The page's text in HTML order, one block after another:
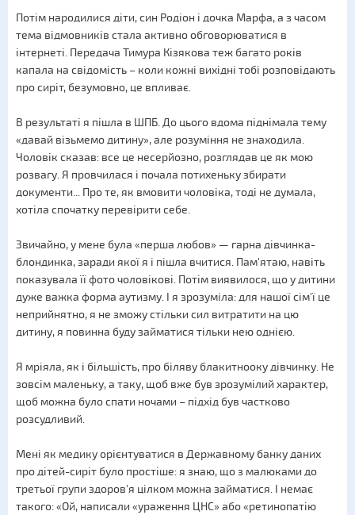
Потім народилися діти, син Родіон і дочка Марфа, а з часом
тема відмовників стала активно обговорюватися в
інтернеті. Передача Тимура Кізякова теж багато років
капала на свідомість – коли кожні вихідні тобі розповідають
про сиріт, безумовно, це впливає.
В результаті я пішла в ШПБ. До цього вдома піднімала тему
«давай візьмемо дитину», але розуміння не знаходила.
Чоловік сказав: все це несерйозно, розглядав це як мою
розвагу. Я провчилася і почала потихеньку збирати
документи... Про те, як вмовити чоловіка, тоді не думала,
хотіла спочатку перевірити себе.
Звичайно, у мене була «перша любов» — гарна дівчинка-
блондинка, заради якої я і пішла вчитися. Пам'ятаю, навіть
показувала її фото чоловікові. Потім виявилося, що у дитини
дуже важка форма аутизму. І я зрозуміла: для нашої сім'ї це
неприйнятно, я не зможу стільки сил витратити на цю
дитину, я повинна буду займатися тільки нею однією.
Я мріяла, як і більшість, про біляву блакитнооку дівчинку. Не
зовсім маленьку, а таку, щоб вже був зрозумілий характер,
щоб можна було спати ночами – підхід був частково
розсудливий.
Мені як медику орієнтуватися в Державному банку даних
про дітей-сиріт було простіше: я знаю, що з малюками до
третьої групи здоров'я цілком можна займатися. І немає
такого: «Ой, написали «ураження ЦНС» або «ретинопатію